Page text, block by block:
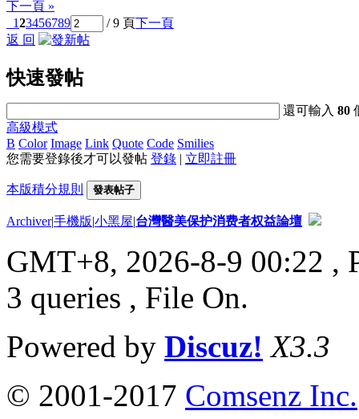
下一頁 »
123456789 / 9 頁下一頁
返 回
快速發帖
還可輸入80
高級模式
B Color Image Link Quote Code Smilies
您需要登錄後才可以發帖 登錄 | 立即註冊
本版積分規則 發表帖子
Archiver|手機版|小黑屋|台灣醫美保护消费者权益論壇
GMT+8, 2026-8-9 00:22 ,
3 queries , File On.
Powered by Discuz! X3.3
© 2001-2017 Comsenz Inc.